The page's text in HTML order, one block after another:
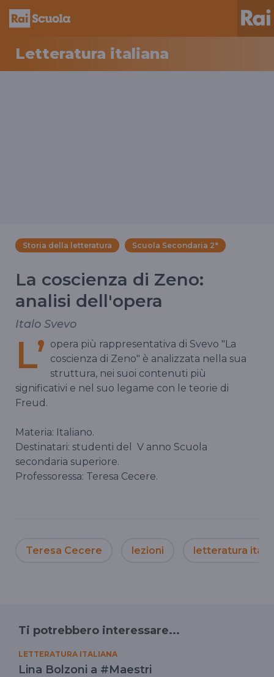
Letteratura italiana
Storia della letteratura Scuola Secondaria 2°
La coscienza di Zeno:
analisi dell'opera
Italo Svevo
L’ opera più rappresentativa di Svevo "La
coscienza di Zeno" è analizzata nella sua
struttura, nei suoi contenuti più
significativi e nel suo legame con le teorie di
Freud.
Materia: Italiano.
Destinatari: studenti del V anno Scuola
secondaria superiore.
Professoressa: Teresa Cecere.
Teresa Cecere lezioni letteratura
Ti potrebbero interessare...
LETTERATURA ITALIANA
Lina Bolzoni a #Maestri